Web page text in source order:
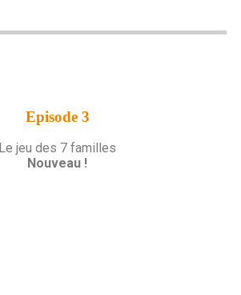
Episode 3
Le jeu des 7 familles
Nouveau !